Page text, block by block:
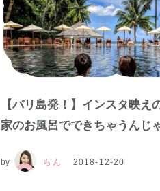
【バリ島発！】インスタ映え
家のお風呂でできちゃうんじ
by らん 2018-12-20